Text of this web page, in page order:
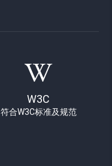
W3C
符合W3C标准及规范